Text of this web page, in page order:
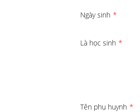
Ngày sinh *
Là học sinh *
Tên phụ huynh *